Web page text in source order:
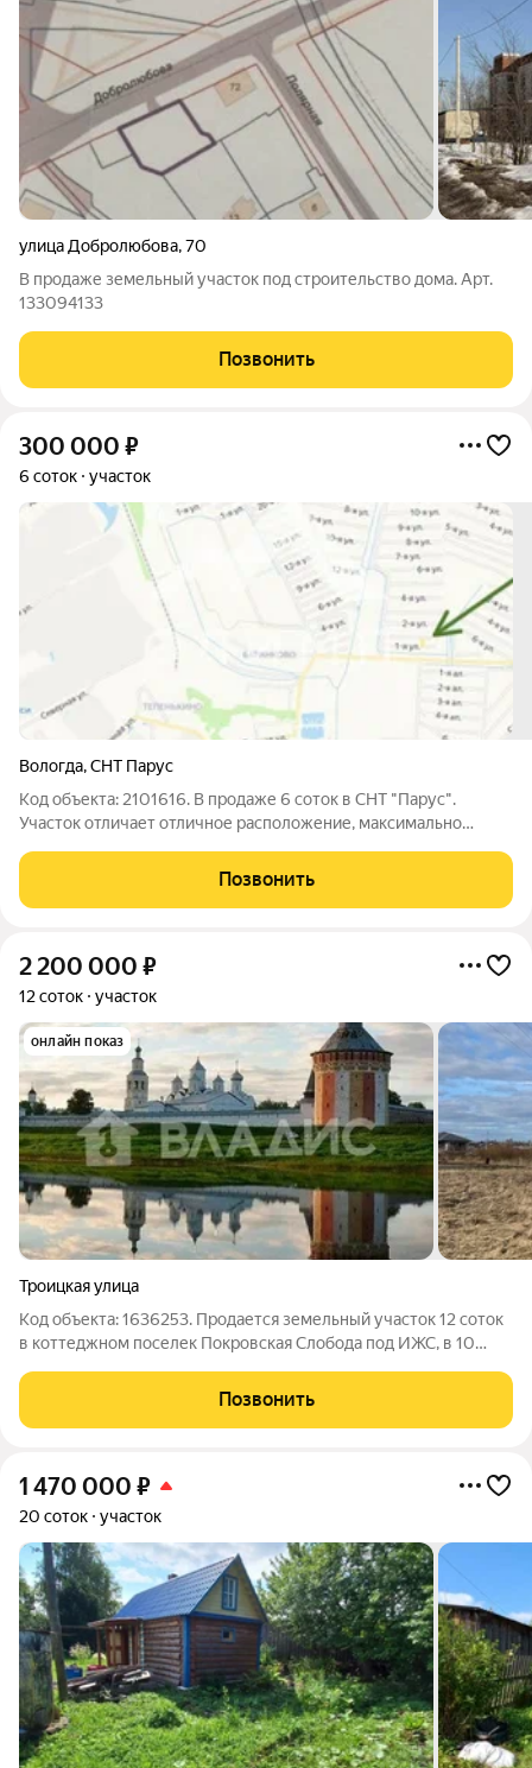
улица Добролюбова,70
В продаже земельный участок под строительство дома. Арт.
133094133
Позвонить
300 000 ₽
6 соток участок
Вологда,СНТ Парус
Код объекта: 2101616. В продаже 6 соток в СНТ "Парус".
Участок отличает отличное расположение, максимально
Позвонить
2 200 000 ₽
12 соток участок
онлайн показ
Троицкая улица
Код объекта: 1636253. Продается земельный участок 12 соток
в коттеджном поселек Покровская Слобода под ИЖС, в 10
видом на Спасо-Прилуцкий монастырь. Центральные
коммуникации (вода,
Позвонить
1 470 000 ₽
20 соток участок